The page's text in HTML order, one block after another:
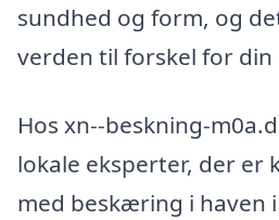
sundhed og form, og
verden til forskel for din
Hos xn--beskning-
lokale eksperter, der er
med beskæring i haven